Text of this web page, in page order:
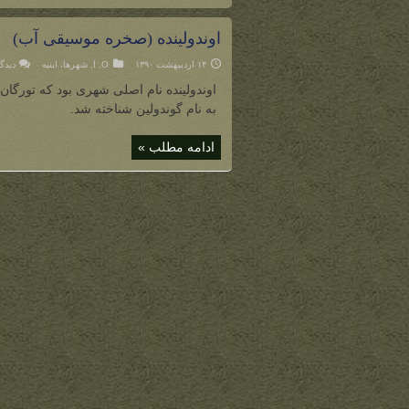
اوندولینده (صخره موسیقی آب)
۱۴ اردیبهشت ۱۳۹۰ O ا ,شهرها، ابنیه
اوندولینده نام اصلی شهری بود که
به نام گوندولین شناخته شد.
ادامه مطلب »